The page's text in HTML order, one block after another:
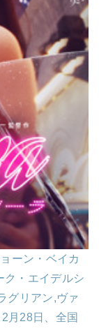
ーン・ベイカ
ク・エイデルシ
グリアン,ヴァ
月28日、全国